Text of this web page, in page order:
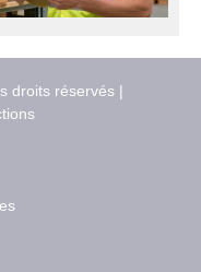
droits réservés |